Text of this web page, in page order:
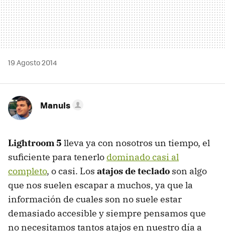
19 Agosto 2014
Manuls
Lightroom 5 lleva ya con nosotros un tiempo, el
suficiente para tenerlo dominado casi al
completo, o casi. Los atajos de teclado son algo
que nos suelen escapar a muchos, ya que la
información de cuales son no suele estar
demasiado accesible y siempre pensamos que
no necesitamos tantos atajos en nuestro día a